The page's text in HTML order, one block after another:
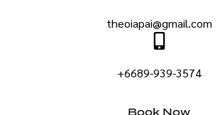
theoiapai@gmail.com
+6689-939-3574
Book Now